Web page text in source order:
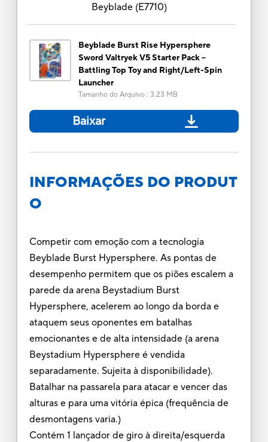
Beyblade(E7710)
Beyblade Burst Rise Hypersphere
Sword Valtryek V5 Starter Pack --
Battling Top Toy and Right/Left-Spin
Launcher
Tamanho do Arquivo: 3.23 MB
Baixar
INFORMAÇÕES DO PRODUT
O
Competir com emoção com a tecnologia
Beyblade Burst Hypersphere. As pontas de
desempenho permitem que os piões escalem a
parede da arena Beystadium Burst
Hypersphere, acelerem ao longo da borda e
ataquem seus oponentes em batalhas
emocionantes e de alta intensidade (a arena
Beystadium Hypersphere é vendida
separadamente. Sujeita à disponibilidade).
Batalhar na passarela para atacar e vencer das
alturas e para uma vitória épica (frequência de
desmontagens varia.)
Contém 1 lançador de giro à direita/esquerda